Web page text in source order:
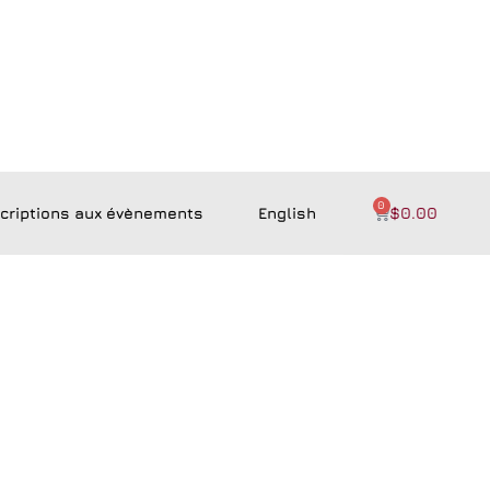
aux évènements English $0.00
0